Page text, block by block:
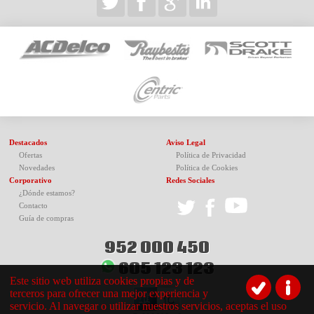
Destacados
Ofertas
Novedades
Corporativo
¿Dónde estamos?
Contacto
Guía de compras
Aviso Legal
Política de Privacidad
Política de Cookies
Redes Sociales
952 000 450
605 123 123
Este sitio web utiliza cookies propias y de
terceros para ofrecer una mejor experiencia y
servicio. Al navegar o utilizar nuestros servicios, aceptas el uso